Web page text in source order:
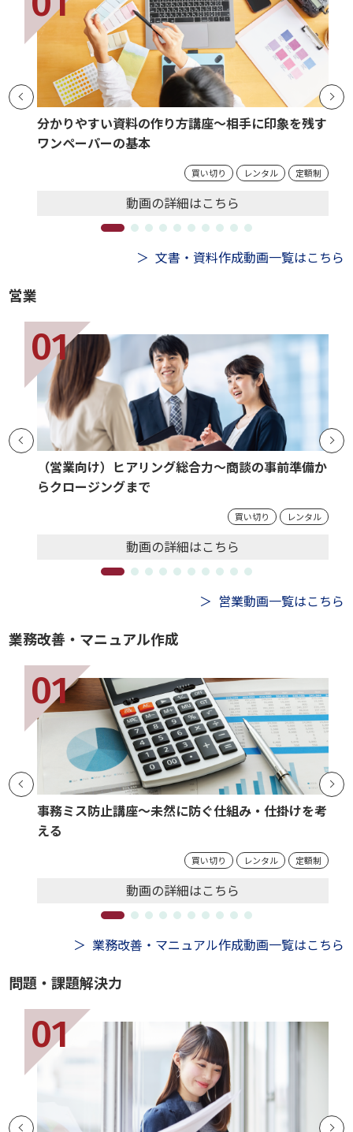
分かりやすい資料の作り方講座～相手に印象を残す
ワンペーパーの基本
買い切り レンタル 定額制
動画の詳細はこちら
文書・資料作成動画一覧はこちら
営業
（営業向け）ヒアリング総合力～商談の事前準備か
らクロージングまで
買い切り レンタル
動画の詳細はこちら
営業動画一覧はこちら
業務改善・マニュアル作成
事務ミス防止講座～未然に防ぐ仕組み・仕掛けを考
える
買い切り レンタル 定額制
動画の詳細はこちら
業務改善・マニュアル作成動画一覧はこちら
問題・課題解決力